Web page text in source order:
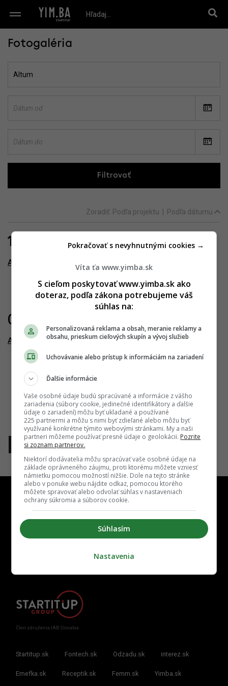
Fotogaléria
Filtrovať
Zoradiť: Podľa projektu Podľa dátumu
17.01.2025
Altum
08.11.2025
Altum
Kontakt Cenník Redakcia
Člen združenia IAB Slovakia
Startitup.sk Fontech.sk Odzadu.sk interez.sk
Emefka.sk Receptik.sk Femm.sk Yimba.sk
Víta ťa www.yimba.sk
S cieľom poskytovať www.yimba.sk ako
doteraz, podľa zákona potrebujeme váš
súhlas na:
Personalizovaná reklama a obsah, meranie reklamy a
obsahu, prieskum cieľových skupín a vývoj služieb
Uchovávanie alebo prístup k informáciám na zariadení
Ďalšie informácie
Vaše osobné údaje budú spracúvané a informácie z vášho
zariadenia (súbory cookie, jedinečné identifikátory a ďalšie
údaje o zariadení) môžu byť ukladané a používané
225 partnermi a môžu s nimi byť zdieľané alebo môžu byť
využívané konkrétne týmito webovými stránkami. My a naši
partneri môžeme používať presné údaje o geolokácii. Pozrite
si zoznam partnerov.
Niektorí dodávatelia môžu spracúvať vaše osobné údaje na
základe oprávneného záujmu, proti ktorému môžete vzniesť
námietku pomocou možností nižšie. Dole na tejto stránke
alebo v ponuke webu nájdite odkaz, pomocou ktorého
môžete spravovať alebo odvolať súhlas v nastaveniach
ochrany súkromia a súborov cookie.
Súhlasím
Pokračovať s nevyhnutnými cookies →
Nastavenia